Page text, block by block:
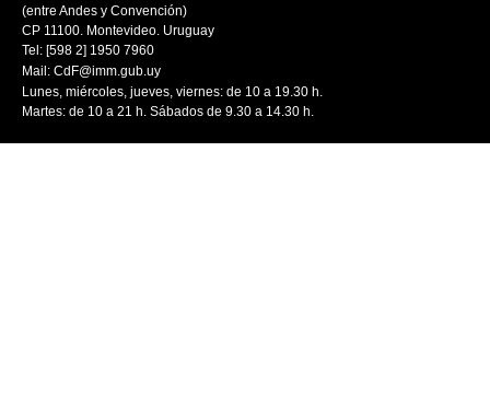
(entre Andes y Convención)
CP 11100. Montevideo. Uruguay
Tel: [598 2] 1950 7960
Mail: CdF@imm.gub.uy
Lunes, miércoles, jueves, viernes: de 10 a 19.30 h.
Martes: de 10 a 21 h. Sábados de 9.30 a 14.30 h.